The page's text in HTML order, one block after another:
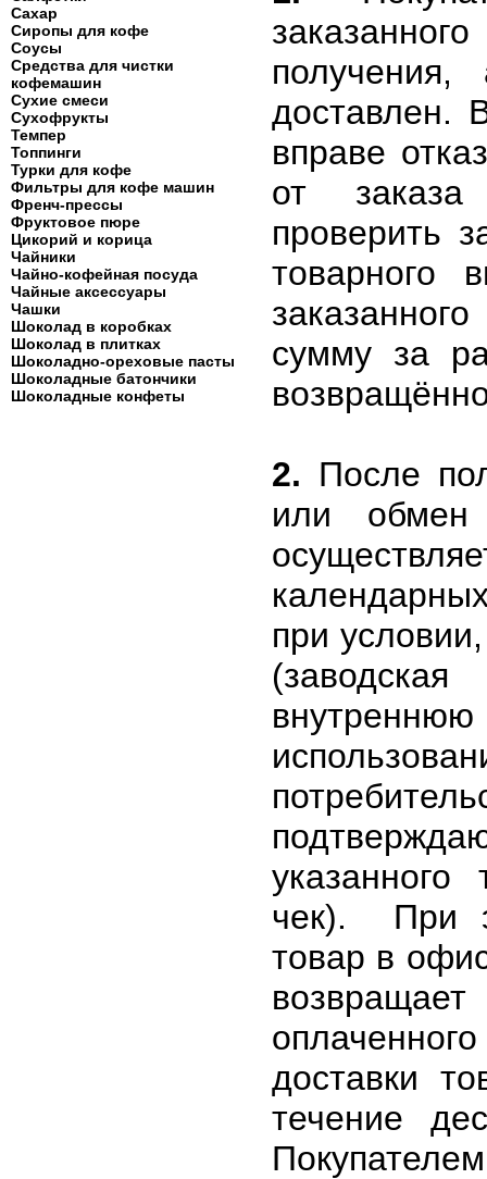
Сахар
Сиропы для кофе
Соусы
Средства для чистки
кофемашин
Сухие смеси
Сухофрукты
Темпер
Топпинги
Турки для кофе
Фильтры для кофе машин
Френч-прессы
Фруктовое пюре
Цикорий и корица
Чайники
Чайно-кофейная посуда
Чайные аксессуары
Чашки
Шоколад в коробках
Шоколад в плитках
Шоколадно-ореховые пасты
Шоколадные батончики
Шоколадные конфеты
доставлен.
вправе
от заказа
проверить
товарного
сумму за
2. После
или обмен
при
внутреннюю
чек). При
товар в
доставки
течение